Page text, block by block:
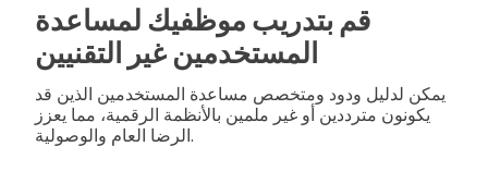
قم بتدريب موظفيك لمساعدة
المستخدمين غير التقنيين
يمكن لدليل ودود ومتخصص مساعدة المستخدمين الذين قد
يكونون مترددين أو غير ملمين بالأنظمة الرقمية، مما يعزز
الرضا العام والوصولية.